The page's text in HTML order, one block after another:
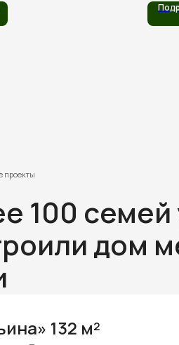
100
дом
проекты
132 м²